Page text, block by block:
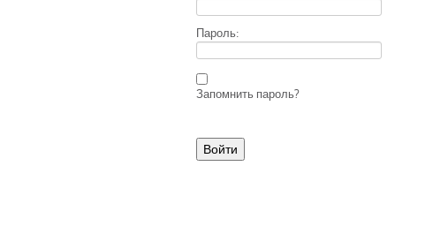
Пароль:
Запомнить пароль?